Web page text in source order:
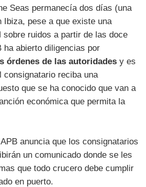
Seas permanecía dos días (una
Ibiza, pese a que existe una
sobre ruidos a partir de las doce
ha abierto diligencias por
órdenes de las autoridades y es
consignatario reciba una
que se ha conocido que van a
económica que permita la
anuncia que los consignatarios
un comunicado donde se les
que todo crucero debe cumplir
en puerto.